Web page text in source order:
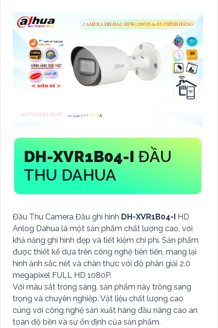
DH-XVR1B04-IĐẦU
THU DAHUA
Đầu Thu Camera Đầu ghi hình DH-XVR1B04-I HD
Anlog Dahua là một sản phẩm chất lượng cao, với
khả năng ghi hình đẹp và tiết kiệm chi phí. Sản phẩm
được thiết kế dựa trên công nghệ tiên tiến, mang lại
hình ảnh sắc nét và chân thực với độ phân giải 2.0
megapixel FULL HD 1080P.
Với màu sắt trong sáng, sản phẩm này trông sang
trọng và chuyên nghiệp. Vật liệu chất lượng cao
cùng với công nghệ sản xuất hàng đầu nâng cao an
toàn độ bền và sự ổn định của sản phẩm.